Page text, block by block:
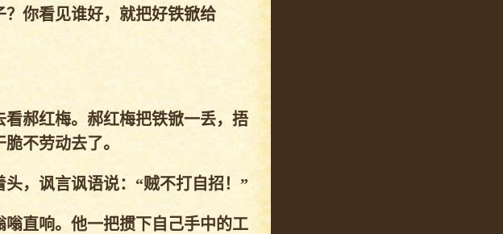
你看见谁好，就把好铁锨给
郝红梅。郝红梅把铁锨一丢，捂
不劳动去了。
，讽言讽语说：“贼不打自招！”
直响。他一把掼下自己手中的工